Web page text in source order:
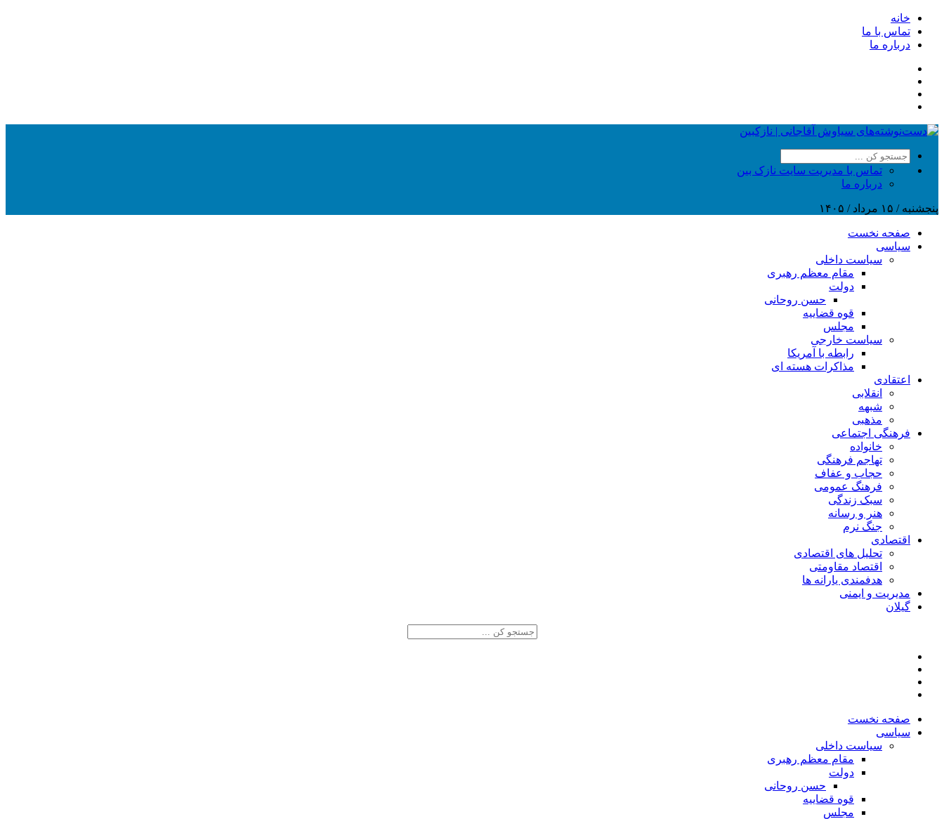
خانه
تماس با ما
درباره ما
تماس با مدیریت سایت نازک بین
درباره ما
پنجشنبه / ۱۵ مرداد / ۱۴۰۵
صفحه نخست
سیاسی
سیاست داخلی
مقام معظم رهبری
دولت
حسن روحانی
قوه قضاییه
مجلس
سیاست خارجی
رابطه با آمریکا
مذاکرات هسته ای
اعتقادی
انقلابی
شبهه
مذهبی
فرهنگی اجتماعی
خانواده
تهاجم فرهنگی
حجاب و عفاف
فرهنگ عمومی
سبک زندگی
هنر و رسانه
جنگ نرم
اقتصادی
تحلیل های اقتصادی
اقتصاد مقاومتی
هدفمندی یارانه ها
مدیریت و ایمنی
گیلان
صفحه نخست
سیاسی
سیاست داخلی
مقام معظم رهبری
دولت
حسن روحانی
قوه قضاییه
مجلس